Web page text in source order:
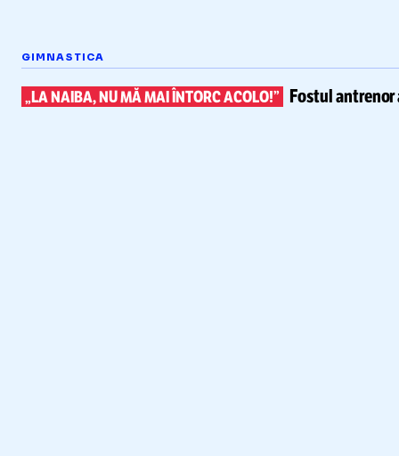
GIMNASTICA
„LA NAIBA, NU MĂ MAI ÎNTORC ACOLO!” Fostul